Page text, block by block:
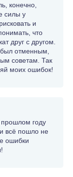
конечно,
силы у
и
что
друг с другом.
отменным,
советам. Так
моих ошибок!
прошлом году
всё пошло не
ошибки